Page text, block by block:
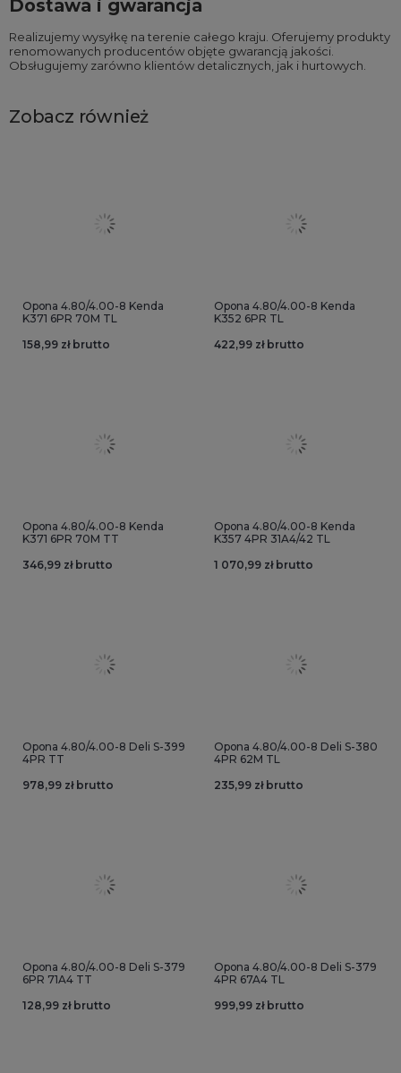
Dostawa i gwarancja
Realizujemy wysyłkę na terenie całego kraju. Oferujemy produkty
renomowanych producentów objęte gwarancją jakości.
Obsługujemy zarówno klientów detalicznych, jak i hurtowych.
Zobacz również
Opona 4.80/4.00-8 Kenda
K371 6PR 70M TL
158,99 zł brutto
Opona 4.80/4.00-8 Kenda
K352 6PR TL
422,99 zł brutto
Opona 4.80/4.00-8 Kenda
K371 6PR 70M TT
346,99 zł brutto
Opona 4.80/4.00-8 Kenda
K357 4PR 31A4/42 TL
1 070,99 zł brutto
Opona 4.80/4.00-8 Deli S-399
4PR TT
978,99 zł brutto
Opona 4.80/4.00-8 Deli S-380
4PR 62M TL
235,99 zł brutto
Opona 4.80/4.00-8 Deli S-379
6PR 71A4 TT
128,99 zł brutto
Opona 4.80/4.00-8 Deli S-379
4PR 67A4 TL
999,99 zł brutto